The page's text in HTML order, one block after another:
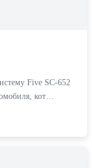
Five SC-652
кот…